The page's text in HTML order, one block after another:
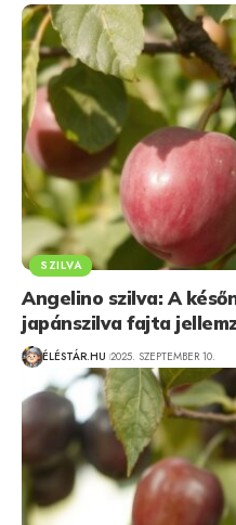
SZILVA
Angelino szilva: A
japánszilva fajta
ÉLÉSTÁR.HU 2025. SZEPTEMBER 10.